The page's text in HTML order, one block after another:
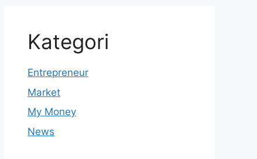
Kategori
Entrepreneur
Market
My Money
News